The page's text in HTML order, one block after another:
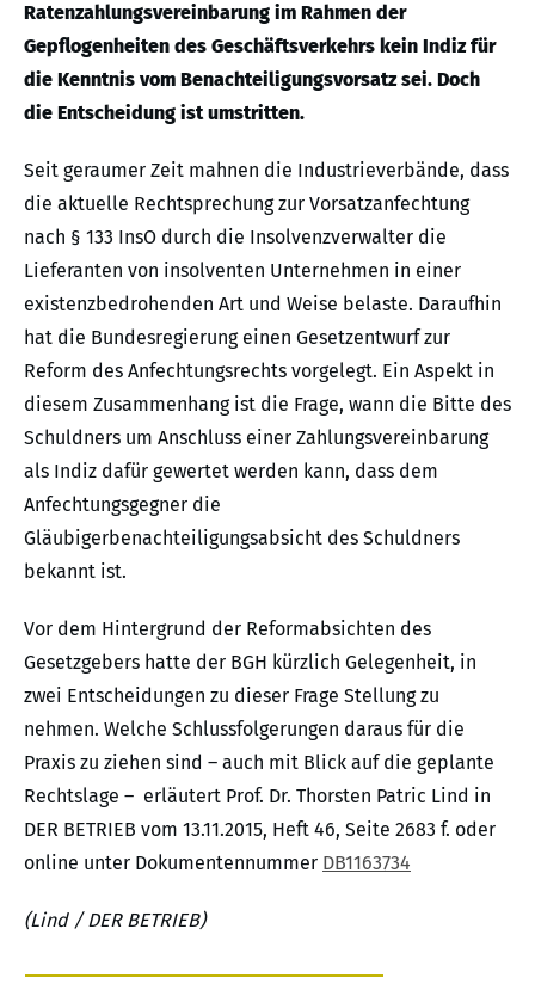
Ratenzahlungsvereinbarung im Rahmen der
Gepflogenheiten des Geschäftsverkehrs kein Indiz für
die Kenntnis vom Benachteiligungsvorsatz sei. Doch
die Entscheidung ist umstritten.
Seit geraumer Zeit mahnen die Industrieverbände, dass
die aktuelle Rechtsprechung zur Vorsatzanfechtung
nach § 133 InsO durch die Insolvenzverwalter die
Lieferanten von insolventen Unternehmen in einer
existenzbedrohenden Art und Weise belaste. Daraufhin
hat die Bundesregierung einen Gesetzentwurf zur
Reform des Anfechtungsrechts vorgelegt. Ein Aspekt in
diesem Zusammenhang ist die Frage, wann die Bitte des
Schuldners um Anschluss einer Zahlungsvereinbarung
als Indiz dafür gewertet werden kann, dass dem
Anfechtungsgegner die
Gläubigerbenachteiligungsabsicht des Schuldners
bekannt ist.
Vor dem Hintergrund der Reformabsichten des
Gesetzgebers hatte der BGH kürzlich Gelegenheit, in
zwei Entscheidungen zu dieser Frage Stellung zu
nehmen. Welche Schlussfolgerungen daraus für die
Praxis zu ziehen sind – auch mit Blick auf die geplante
Rechtslage – erläutert Prof. Dr. Thorsten Patric Lind in
DER BETRIEB vom 13.11.2015, Heft 46, Seite 2683 f. oder
online unter Dokumentennummer DB1163734
(Lind / DER BETRIEB)